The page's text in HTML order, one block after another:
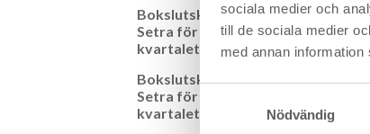
sociala medier och
till de sociala medier
med annan
Nödvändig
Bokslutskommentar från
Setra för det första
kvartalet 2022
Bokslutskommentar från
Setra för det fjärde
kvartalet 2021